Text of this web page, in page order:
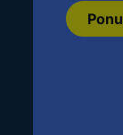
Št. izdelka: